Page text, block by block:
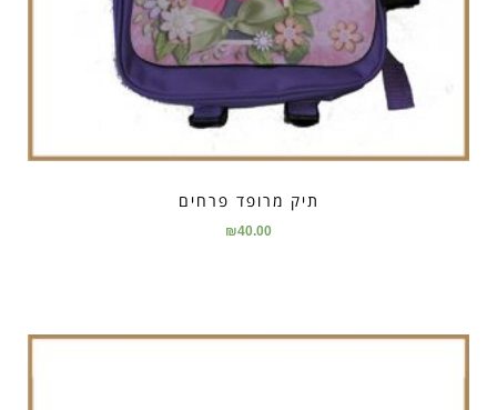
תיק מרופד פרחים
₪40.00